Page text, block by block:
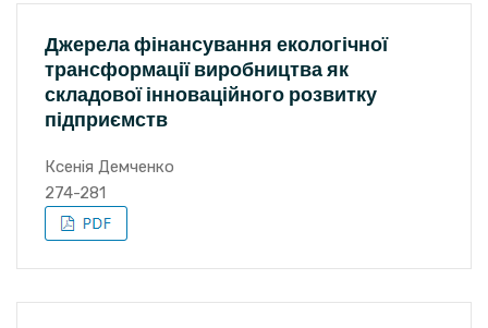
Джерела фінансування екологічної
трансформації виробництва як
складової інноваційного розвитку
підприємств
Ксенія Демченко
274-281